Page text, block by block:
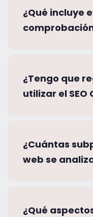
¿Qué incluye
¿Tengo que
utilizar el SEO
¿Cuántas
web se
¿Qué